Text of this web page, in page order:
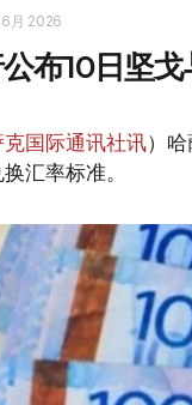
6月 2026
布10日坚
克国际通讯社讯）
汇率标准。